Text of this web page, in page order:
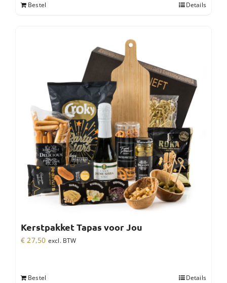
Bestel Details
Kerstpakket Tapas voor Jou
€ 27,50 excl. BTW
Bestel Details